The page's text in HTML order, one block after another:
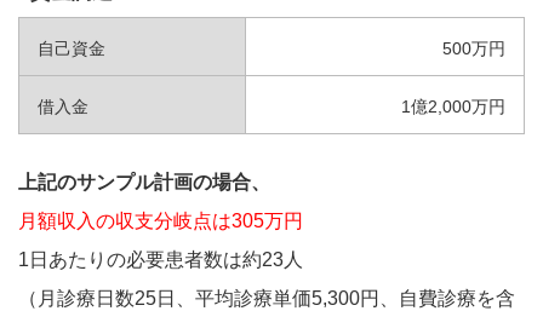
自己資金 500万円
借入金 1億2,000万円
上記のサンプル計画の場合、
月額収入の収支分岐点は305万円
1日あたりの必要患者数は約23人
（月診療日数25日、平均診療単価5,300円、自費診療を含